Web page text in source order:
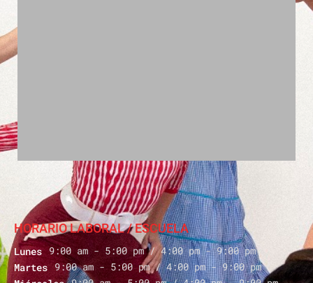
HORARIO LABORAL / ESCUELA
Lunes 9:00 am - 5:00 pm / 4:00 pm - 9:00 pm
Martes 9:00 am - 5:00 pm / 4:00 pm - 9:00 pm